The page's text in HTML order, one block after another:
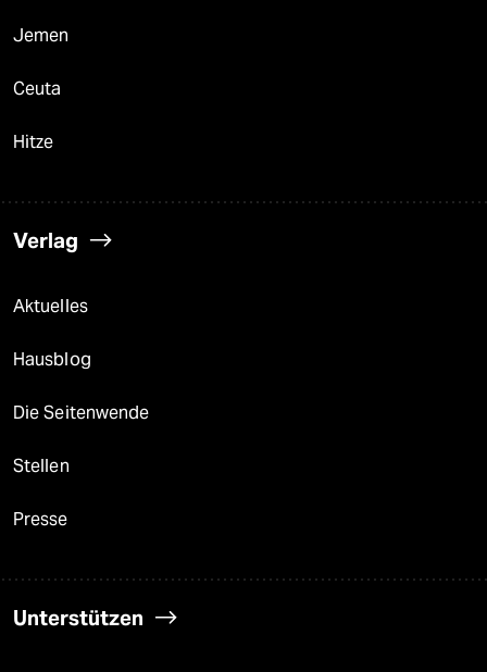
Jemen
Ceuta
Hitze
Verlag
Aktuelles
Hausblog
Die Seitenwende
Stellen
Presse
Unterstützen